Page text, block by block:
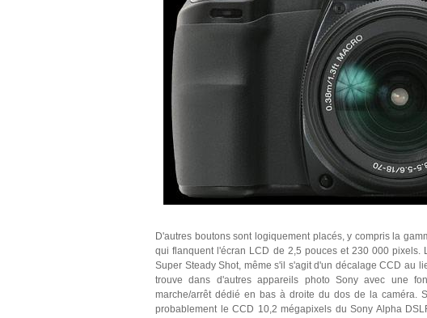
D'autres boutons sont logiquement placés, y compris la
qui flanquent l'écran LCD de 2,5 pouces et 230 000 pixels.
Super Steady Shot, même s'il s'agit d'un décalage CCD au
trouve dans d'autres appareils photo Sony avec une
marche/arrêt dédié en bas à droite du dos de la caméra.
probablement le CCD 10,2 mégapixels du Sony Alpha